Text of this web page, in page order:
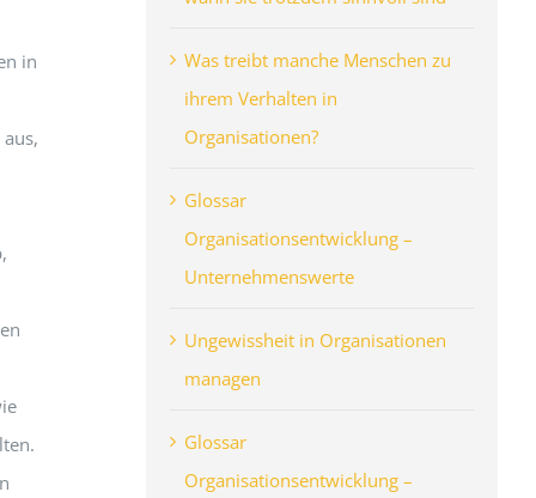
in
Was treibt manche Menschen zu
ihrem Verhalten in
Organisationen?
Glossar
Organisationsentwicklung –
Unternehmenswerte
Ungewissheit in Organisationen
managen
Glossar
Organisationsentwicklung –